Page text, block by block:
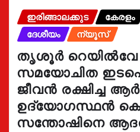
ഇരിങ്ങാലക്കുട കേരളം
ദേശീയം
ന്യൂസ്
തൃശൂർ റെയിൽവേ
സമയോചിത
ജീവൻ രക്ഷിച്ച
ഉദ്യോഗസ്ഥൻ
സന്തോഷിനെ